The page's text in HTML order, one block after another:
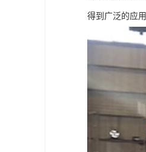
得到广泛的应用